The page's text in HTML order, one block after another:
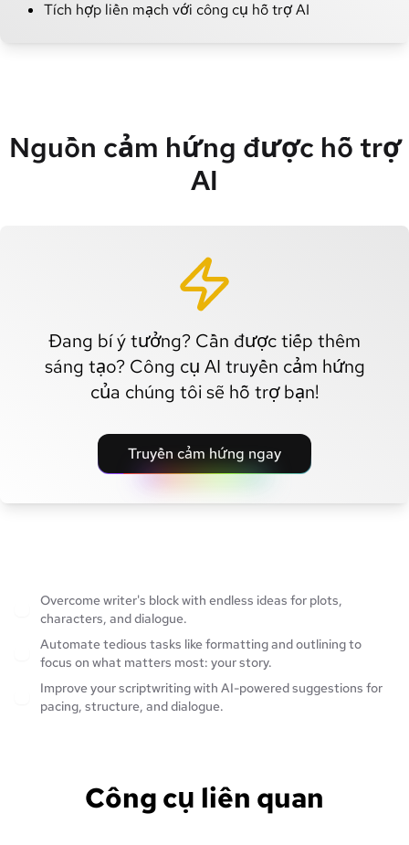
Tích hợp liền mạch với công cụ hỗ trợ AI
Nguồn cảm hứng được hỗ trợ
AI
Đang bí ý tưởng? Cần được tiếp thêm
sáng tạo? Công cụ AI truyền cảm hứng
của chúng tôi sẽ hỗ trợ bạn!
Truyền cảm hứng ngay
Overcome writer's block with endless ideas for plots,
characters, and dialogue.
Automate tedious tasks like formatting and outlining to
focus on what matters most: your story.
Improve your scriptwriting with AI-powered suggestions for
pacing, structure, and dialogue.
Công cụ liên quan